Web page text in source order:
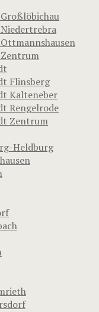
Zentrum
Flinsberg
Kalteneber
Rengelrode
Zentrum
Heldburg